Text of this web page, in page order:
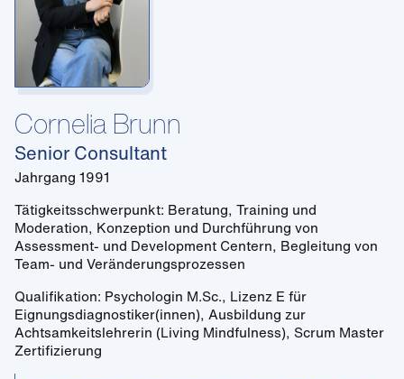
Cornelia Brunn
Senior Consultant
Jahrgang 1991
Tätigkeitsschwerpunkt: Beratung, Training und
Moderation, Konzeption und Durchführung von
Assessment- und Development Centern, Begleitung von
Team- und Veränderungsprozessen
Qualifikation: Psychologin M.Sc., Lizenz E für
Eignungsdiagnostiker(innen), Ausbildung zur
Achtsamkeitslehrerin (Living Mindfulness), Scrum Master
Zertifizierung